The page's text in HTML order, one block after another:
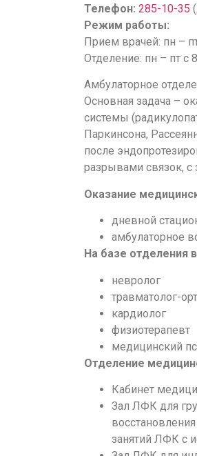
Телефон: 285-10-35
Режим работы:
Прием врачей: пн –
Отделение: пн – пт с
Амбулаторное
Основная задача –
системы
Паркинсона,
после
разрывами связок, с
Оказание
дневной
амбулаторное
На базе отделения
невролог
травматолог-
кардиолог
физиотерапевт
медицинский
Отделение
Кабинет
Зал ЛФК для
занятий ЛФК с